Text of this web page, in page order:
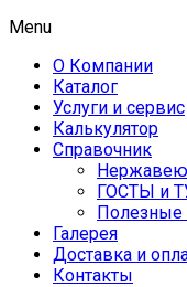
Menu
О Компании
Каталог
Услуги и сервис
Калькулятор
Справочник
ГОСТЫ и
Полезные
Галерея
Доставка и
Контакты